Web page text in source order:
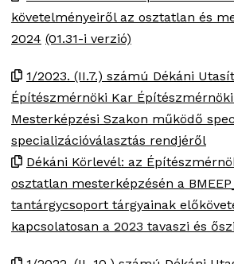
követelményeiről az osztatlan és
2024 (01.31-i verzió)
1/2023. (II.7.) számú Dékáni
Építészmérnöki Kar
Mesterképzési Szakon működő
specializációválasztás rendjéről
Dékáni Körlevél: az
osztatlan mesterképzésén a
tantárgycsoport tárgyainak
kapcsolatosan a 2023 tavaszi és